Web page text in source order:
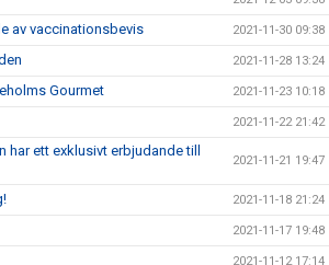
av vaccinationsbevis 2021-11-30 09:38
2021-11-28 13:24
Gourmet 2021-11-23 10:18
2021-11-22 21:42
har ett exklusivt erbjudande till
2021-11-21 19:47
2021-11-18 21:24
2021-11-17 19:48
2021-11-12 17:14